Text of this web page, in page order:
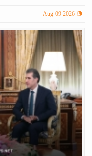
Aug 09 2026